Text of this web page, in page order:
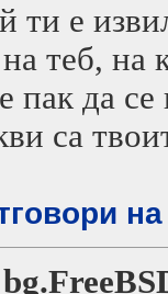
ти е
теб, на
пак да
са